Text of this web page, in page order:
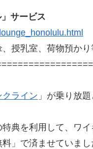
サービス
授乳室、荷物預かり
クライン 」が乗り放
典を利用して、ワ
」で済ませていまし